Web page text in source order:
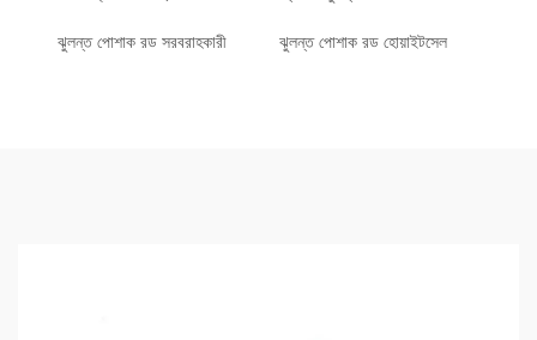
ঝুলন্ত পোশাক রড সরবরাহকারী ঝুলন্ত পোশাক রড হোয়াইটসেল